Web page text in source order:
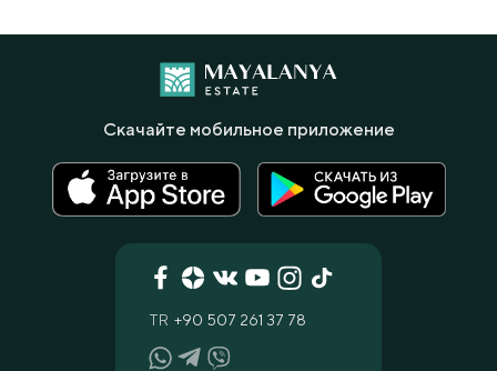
TR +90 507 261 37 78
Скачайте мобильное приложение